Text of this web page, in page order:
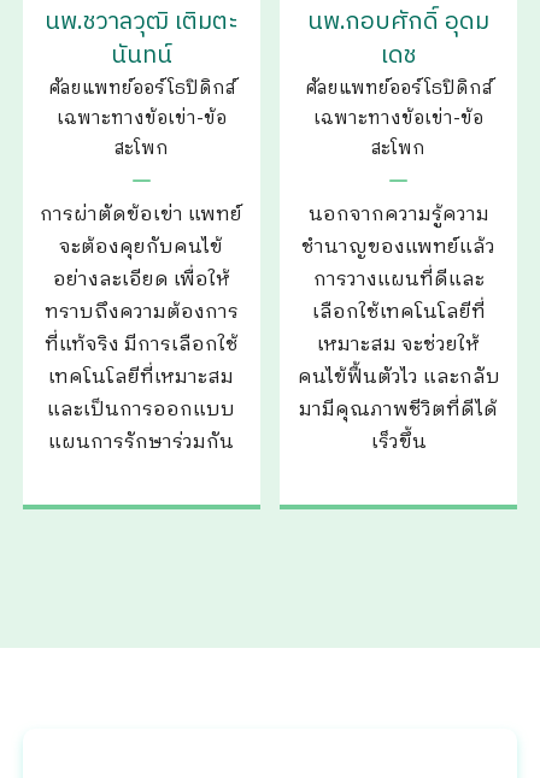
นพ.ชวาลวุฒิ เติมตะ
นันทน์
ศัลยแพทย์ออร์โธปิดิกส์
เฉพาะทางข้อเข่า-ข้อ
สะโพก
การผ่าตัดข้อเข่า แพทย์
จะต้องคุยกับคนไข้
อย่างละเอียด เพื่อให้
ทราบถึงความต้องการ
ที่แท้จริง มีการเลือกใช้
เทคโนโลยีที่เหมาะสม
และเป็นการออกแบบ
แผนการรักษาร่วมกัน
นพ.กอบศักดิ์ อุดม
เดช
ศัลยแพทย์ออร์โธปิดิกส์
เฉพาะทางข้อเข่า-ข้อ
สะโพก
นอกจากความรู้ความ
ชำนาญของแพทย์แล้ว
การวางแผนที่ดีและ
เลือกใช้เทคโนโลยีที่
เหมาะสม จะช่วยให้
คนไข้ฟื้นตัวไว และกลับ
มามีคุณภาพชีวิตที่ดีได้
เร็วขึ้น